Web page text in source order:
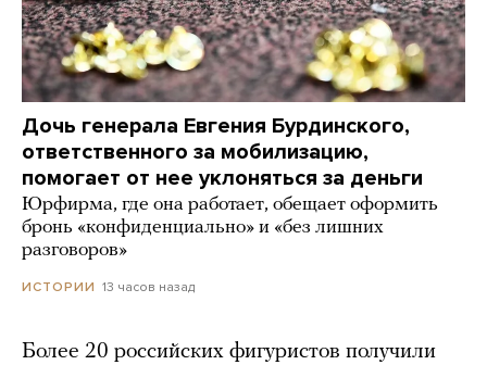
Дочь генерала Евгения Бурдинского,
ответственного за мобилизацию,
помогает от нее уклоняться за деньги
Юрфирма, где она работает, обещает оформить
бронь «конфиденциально» и «без лишних
разговоров»
ИСТОРИИ 13 часов назад
Более 20 российских фигуристов получили